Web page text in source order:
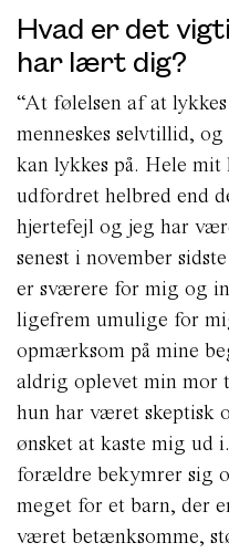
Hvad er det
har lært dig?
“At følelsen af at
menneskes selvtillid,
kan lykkes på. Hele
udfordret helbred end
hjertefejl og jeg har
senest i november
er sværere for mig og
ligefrem umulige for
opmærksom på mine
aldrig oplevet min mor
hun har været skeptisk
ønsket at kaste mig ud
forældre bekymrer sig
meget for et barn, der
været betænksomme,